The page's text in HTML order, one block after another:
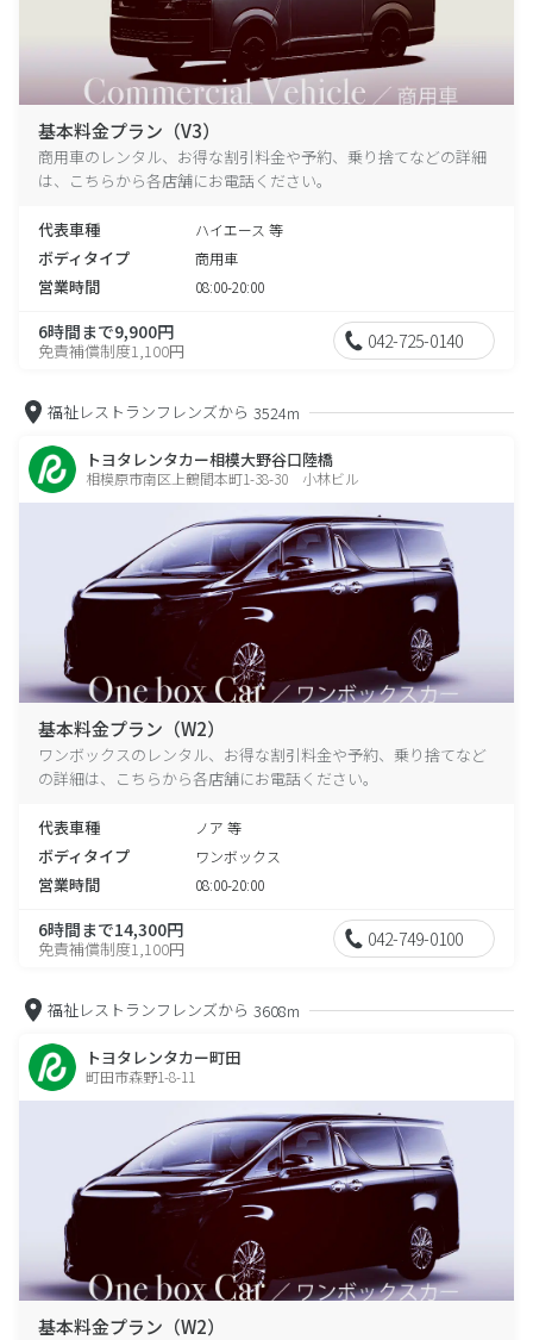
基本料金プラン（V3）
商用車のレンタル、お得な割引料金や予約、乗り捨てなどの詳細
は、こちらから各店舗にお電話ください。
代表車種 ハイエース 等
ボディタイプ 商用車
営業時間 08:00-20:00
6時間まで9,900円
免責補償制度1,100円 042-725-0140
福祉レストランフレンズから 3524m
トヨタレンタカー相模大野谷口陸橋
相模原市南区上鶴間本町1-38-30 小林ビル
基本料金プラン（W2）
ワンボックスのレンタル、お得な割引料金や予約、乗り捨てなど
の詳細は、こちらから各店舗にお電話ください。
代表車種 ノア 等
ボディタイプ ワンボックス
営業時間 08:00-20:00
6時間まで14,300円
免責補償制度1,100円 042-749-0100
福祉レストランフレンズから 3608m
トヨタレンタカー町田
町田市森野1-8-11
基本料金プラン（W2）